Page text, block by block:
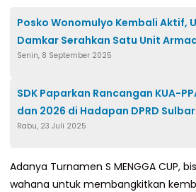
Posko Wonomulyo Kembali Aktif,
Damkar Serahkan Satu Unit
Senin, 8 September 2025
SDK Paparkan Rancangan KUA-
dan 2026 di Hadapan DPRD Sulbar
Rabu, 23 Juli 2025
Adanya Turnamen S MENGGA CUP,
wahana untuk membangkitkan